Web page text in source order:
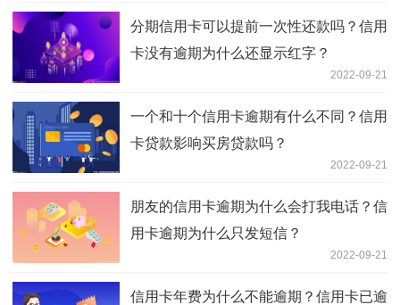
分期信用卡可以提前一次性还款吗？信用
卡没有逾期为什么还显示红字？
2022-09-21
一个和十个信用卡逾期有什么不同？信用
卡贷款影响买房贷款吗？
2022-09-21
朋友的信用卡逾期为什么会打我电话？信
用卡逾期为什么只发短信？
2022-09-21
信用卡年费为什么不能逾期？信用卡已逾